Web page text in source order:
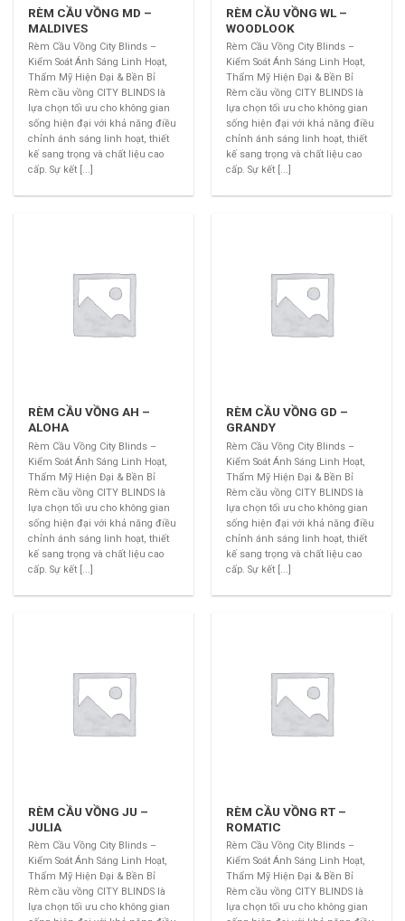
RÈM CẦU VỒNG MD –
MALDIVES
Rèm Cầu Vồng City Blinds –
Kiểm Soát Ánh Sáng Linh Hoạt,
Thẩm Mỹ Hiện Đại & Bền Bỉ
Rèm cầu vồng CITY BLINDS là
lựa chọn tối ưu cho không gian
sống hiện đại với khả năng điều
chỉnh ánh sáng linh hoạt, thiết
kế sang trọng và chất liệu cao
cấp. Sự kết [...]
RÈM CẦU VỒNG WL –
WOODLOOK
Rèm Cầu Vồng City Blinds –
Kiểm Soát Ánh Sáng Linh Hoạt,
Thẩm Mỹ Hiện Đại & Bền Bỉ
Rèm cầu vồng CITY BLINDS là
lựa chọn tối ưu cho không gian
sống hiện đại với khả năng điều
chỉnh ánh sáng linh hoạt, thiết
kế sang trọng và chất liệu cao
cấp. Sự kết [...]
RÈM CẦU VỒNG AH –
ALOHA
Rèm Cầu Vồng City Blinds –
Kiểm Soát Ánh Sáng Linh Hoạt,
Thẩm Mỹ Hiện Đại & Bền Bỉ
Rèm cầu vồng CITY BLINDS là
lựa chọn tối ưu cho không gian
sống hiện đại với khả năng điều
chỉnh ánh sáng linh hoạt, thiết
kế sang trọng và chất liệu cao
cấp. Sự kết [...]
RÈM CẦU VỒNG GD –
GRANDY
Rèm Cầu Vồng City Blinds –
Kiểm Soát Ánh Sáng Linh Hoạt,
Thẩm Mỹ Hiện Đại & Bền Bỉ
Rèm cầu vồng CITY BLINDS là
lựa chọn tối ưu cho không gian
sống hiện đại với khả năng điều
chỉnh ánh sáng linh hoạt, thiết
kế sang trọng và chất liệu cao
cấp. Sự kết [...]
RÈM CẦU VỒNG JU –
JULIA
Rèm Cầu Vồng City Blinds –
Kiểm Soát Ánh Sáng Linh Hoạt,
Thẩm Mỹ Hiện Đại & Bền Bỉ
Rèm cầu vồng CITY BLINDS là
lựa chọn tối ưu cho không gian
RÈM CẦU VỒNG RT –
ROMATIC
Rèm Cầu Vồng City Blinds –
Kiểm Soát Ánh Sáng Linh Hoạt,
Thẩm Mỹ Hiện Đại & Bền Bỉ
Rèm cầu vồng CITY BLINDS là
lựa chọn tối ưu cho không gian